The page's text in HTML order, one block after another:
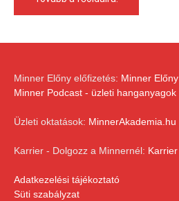
Minner Előny előfizetés: Minner Előny
Minner Podcast - üzleti hanganyagok
Üzleti oktatások: MinnerAkademia.hu
Karrier - Dolgozz a Minnernél: Karrier
Adatkezelési tájékoztató
Süti szabályzat